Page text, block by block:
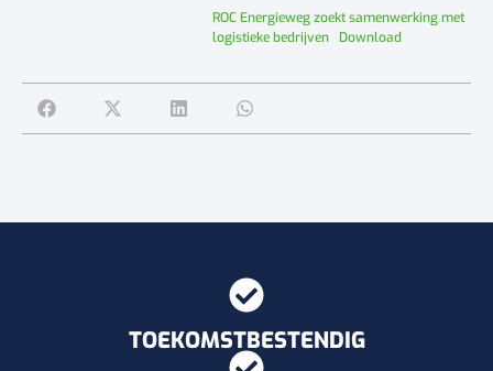
ROC Energieweg zoekt samenwerking met
logistieke bedrijven Download
TOEKOMSTBESTENDIG